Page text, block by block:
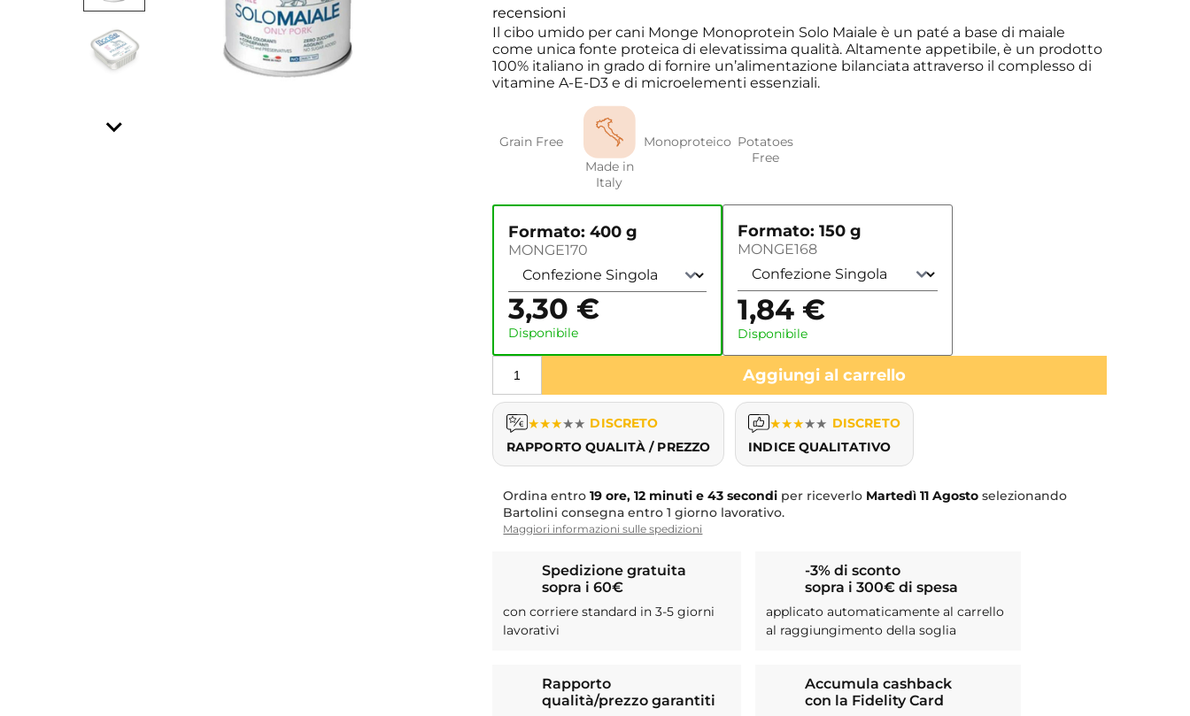
recensioni
Il cibo umido per cani Monge Monoprotein Solo Maiale è un paté a base di maiale
come unica fonte proteica di elevatissima qualità. Altamente appetibile, è un prodotto
100% italiano in grado di fornire un’alimentazione bilanciata attraverso il complesso di
vitamine A-E-D3 e di microelementi essenziali.
Grain Free
Made in
Italy
Monoproteico Potatoes
Free
Formato: 400 g
MONGE170
3,30 €
Disponibile
Formato: 150 g
MONGE168
1,84 €
Disponibile
Aggiungi al carrello
★★★★★ DISCRETO
RAPPORTO QUALITÀ / PREZZO
★★★★★ DISCRETO
INDICE QUALITATIVO
Ordina entro19 ore, 12 minuti e 42 secondi per riceverlo Martedì 11 Agosto selezionando
Bartolini consegna entro 1 giorno lavorativo.
Maggiori informazioni sulle spedizioni
Spedizione gratuita
sopra i 60€
con corriere standard in 3-5 giorni
lavorativi
-3% di sconto
sopra i 300€ di spesa
applicato automaticamente al carrello
al raggiungimento della soglia
Rapporto
qualità/prezzo garantiti
Accumula cashback
con la Fidelity Card